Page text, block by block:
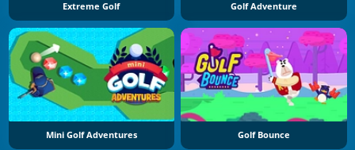
Extreme Golf Golf Adventure
Mini Golf Adventures Golf Bounce